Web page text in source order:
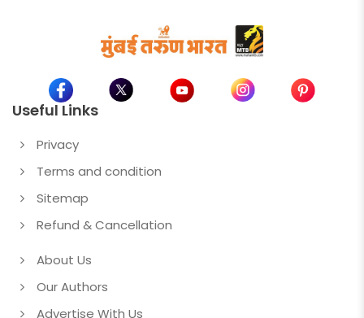
Useful Links
Privacy
Terms and condition
Sitemap
Refund & Cancellation
About Us
Our Authors
Advertise With Us